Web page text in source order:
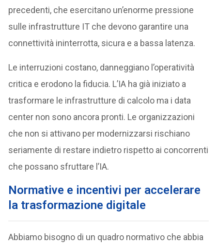
precedenti, che esercitano un’enorme pressione
sulle infrastrutture IT che devono garantire una
connettività ininterrotta, sicura e a bassa latenza.
Le interruzioni costano, danneggiano l’operatività
critica e erodono la fiducia. L’IA ha già iniziato a
trasformare le infrastrutture di calcolo ma i data
center non sono ancora pronti. Le organizzazioni
che non si attivano per modernizzarsi rischiano
seriamente di restare indietro rispetto ai concorrenti
che possano sfruttare l’IA.
Normative e incentivi per accelerare
la trasformazione digitale
Abbiamo bisogno di un quadro normativo che abbia